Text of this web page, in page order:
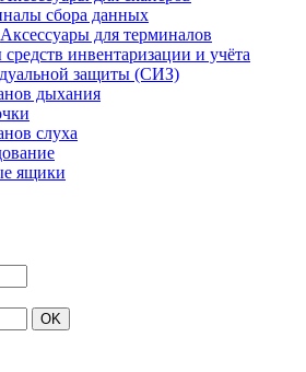
сбора данных
Аксессуары для терминалов
инвентаризации и учёта
защиты (СИЗ)
дыхания
слуха
ящики
OK